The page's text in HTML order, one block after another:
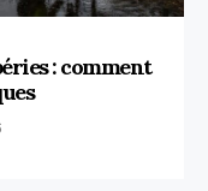
: comment